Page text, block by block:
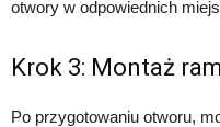
otwory w odpowiednich
Krok 3: Montaż
Po przygotowaniu otworu,